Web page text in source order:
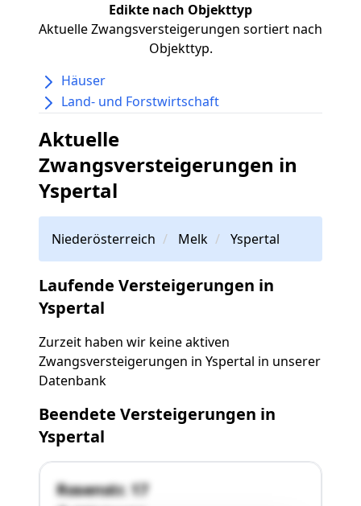
Edikte nach Objekttyp
Aktuelle Zwangsversteigerungen sortiert nach
Objekttyp.
Häuser
Land- und Forstwirtschaft
Aktuelle
Zwangsversteigerungen in
Yspertal
Niederösterreich Melk Yspertal
Laufende Versteigerungen in
Yspertal
Zurzeit haben wir keine aktiven
Zwangsversteigerungen in Yspertal in unserer
Datenbank
Beendete Versteigerungen in
Yspertal
Rosenstr. 17